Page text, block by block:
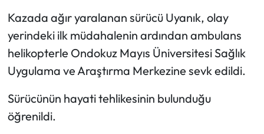
Kazada ağır yaralanan sürücü Uyanık, olay
yerindeki ilk müdahalenin ardından ambulans
helikopterle Ondokuz Mayıs Üniversitesi Sağlık
Uygulama ve Araştırma Merkezine sevk edildi.
Sürücünün hayati tehlikesinin bulunduğu
öğrenildi.
Teknoloji